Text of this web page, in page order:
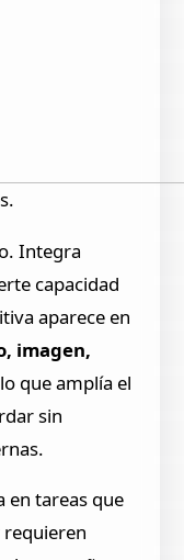
Integra
capacidad
aparece en
imagen,
que amplía el
sin
en tareas que